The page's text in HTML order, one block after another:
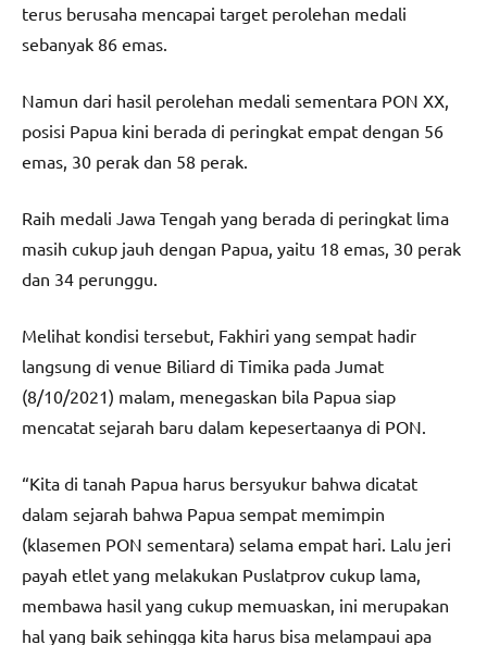
terus berusaha mencapai target perolehan medali
sebanyak 86 emas.
Namun dari hasil perolehan medali sementara PON XX,
posisi Papua kini berada di peringkat empat dengan 56
emas, 30 perak dan 58 perak.
Raih medali Jawa Tengah yang berada di peringkat lima
masih cukup jauh dengan Papua, yaitu 18 emas, 30 perak
dan 34 perunggu.
Melihat kondisi tersebut, Fakhiri yang sempat hadir
langsung di venue Biliard di Timika pada Jumat
(8/10/2021) malam, menegaskan bila Papua siap
mencatat sejarah baru dalam kepesertaanya di PON.
“Kita di tanah Papua harus bersyukur bahwa dicatat
dalam sejarah bahwa Papua sempat memimpin
(klasemen PON sementara) selama empat hari. Lalu jeri
payah etlet yang melakukan Puslatprov cukup lama,
membawa hasil yang cukup memuaskan, ini merupakan
hal yang baik sehingga kita harus bisa melampaui apa